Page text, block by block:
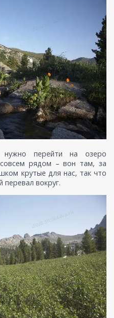
перейти на озеро
рядом – вон там, за
крутые для нас, так что
вокруг.